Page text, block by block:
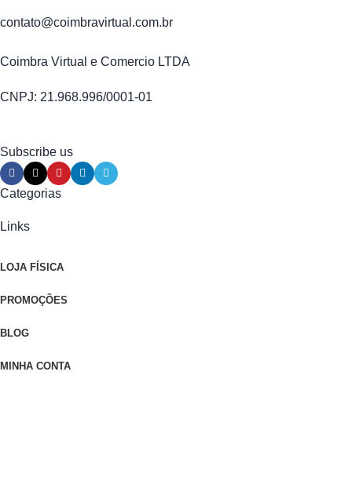
contato@coimbravirtual.com.br
Coimbra Virtual e Comercio LTDA
CNPJ: 21.968.996/0001-01
Subscribe us
Categorias
Links
LOJA FÍSICA
PROMOÇÕES
BLOG
MINHA CONTA